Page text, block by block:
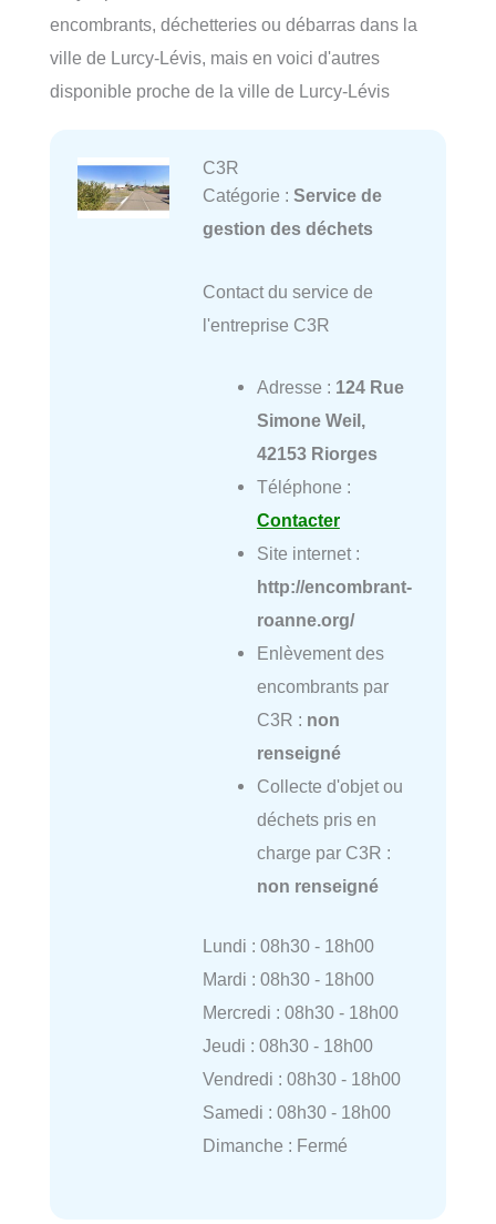
encombrants, déchetteries ou débarras dans la
ville de Lurcy-Lévis, mais en voici d'autres
disponible proche de la ville de Lurcy-Lévis
C3R
Catégorie : Service de
gestion des déchets
Contact du service de
l'entreprise C3R
Adresse : 124 Rue
Simone Weil,
42153 Riorges
Téléphone :
Contacter
Site internet :
http://encombrant-
roanne.org/
Enlèvement des
encombrants par
C3R : non
renseigné
Collecte d'objet ou
déchets pris en
charge par C3R :
non renseigné
Lundi : 08h30 - 18h00
Mardi : 08h30 - 18h00
Mercredi : 08h30 - 18h00
Jeudi : 08h30 - 18h00
Vendredi : 08h30 - 18h00
Samedi : 08h30 - 18h00
Dimanche : Fermé